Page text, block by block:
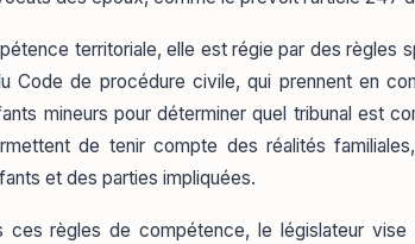
territoriale, elle est régie par des règles
Code de procédure civile, qui prennent en
mineurs pour déterminer quel tribunal est
de tenir compte des réalités
et des parties impliquées.
ces règles de compétence, le législateur